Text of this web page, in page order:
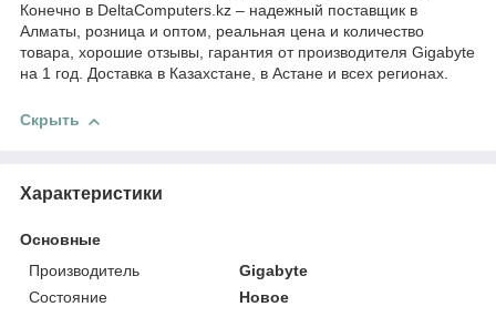
Конечно в DeltaComputers.kz – надежный поставщик в
Алматы, розница и оптом, реальная цена и количество
товара, хорошие отзывы, гарантия от производителя Gigabyte
на 1 год. Доставка в Казахстане, в Астане и всех регионах.
Скрыть
Характеристики
Основные
Производитель
Gigabyte
Состояние
Новое